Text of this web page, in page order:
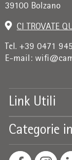
39100 Bolzano
CI TROVATE
Tel. +39 0471
E-mail:
Link Utili
Categorie